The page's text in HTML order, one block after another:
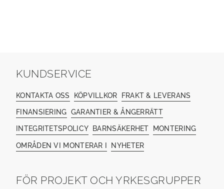
KUNDSERVICE
KONTAKTA OSS KÖPVILLKOR FRAKT & LEVERANS
FINANSIERING GARANTIER & ÅNGERRÄTT
INTEGRITETSPOLICY BARNSÄKERHET MONTERING
OMRÅDEN VI MONTERAR I NYHETER
FÖR PROJEKT OCH YRKESGRUPPER